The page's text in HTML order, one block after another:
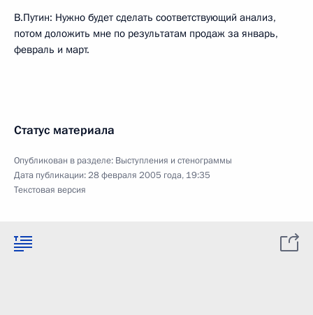
В.Путин: Нужно будет сделать соответствующий анализ,
потом доложить мне по результатам продаж за январь,
февраль и март.
Статус материала
Опубликован в разделе: Выступления и стенограммы
Дата публикации:28 февраля 2005 года, 19:35
Текстовая версия